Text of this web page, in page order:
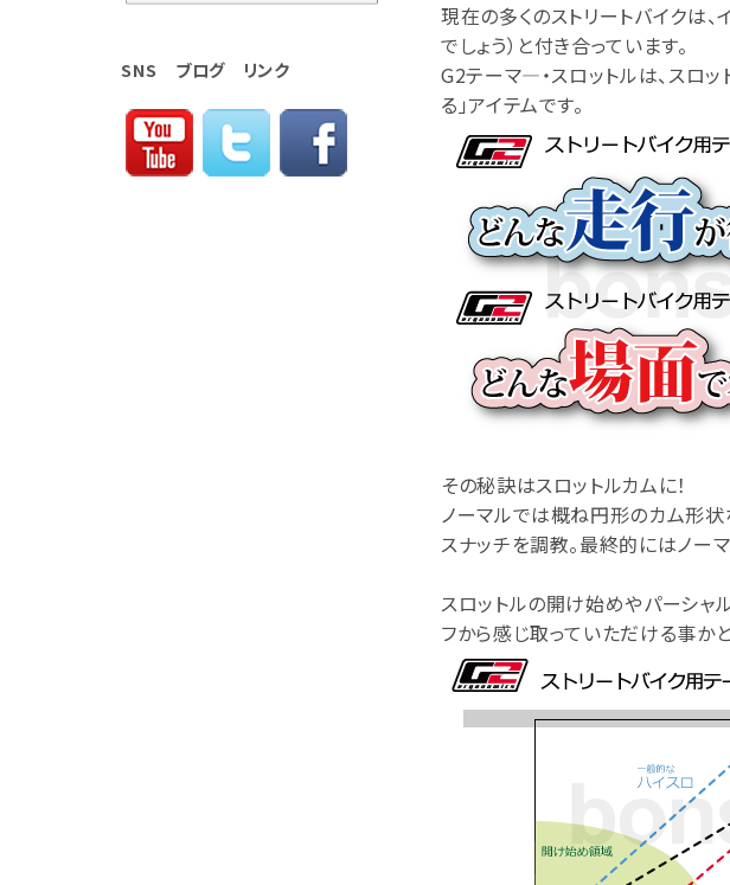
現在の多くのストリートバイクは
でしょう）と付き合っています。
G2テーマ―・スロットルは、スロ
る」アイテムです。
その秘訣はスロットルカムに！
ノーマルでは概ね円形のカム形
スナッチを調教。最終的にはノー
スロットルの開け始めやパーシャ
フから感じ取っていただける事か
SNS ブログ リンク